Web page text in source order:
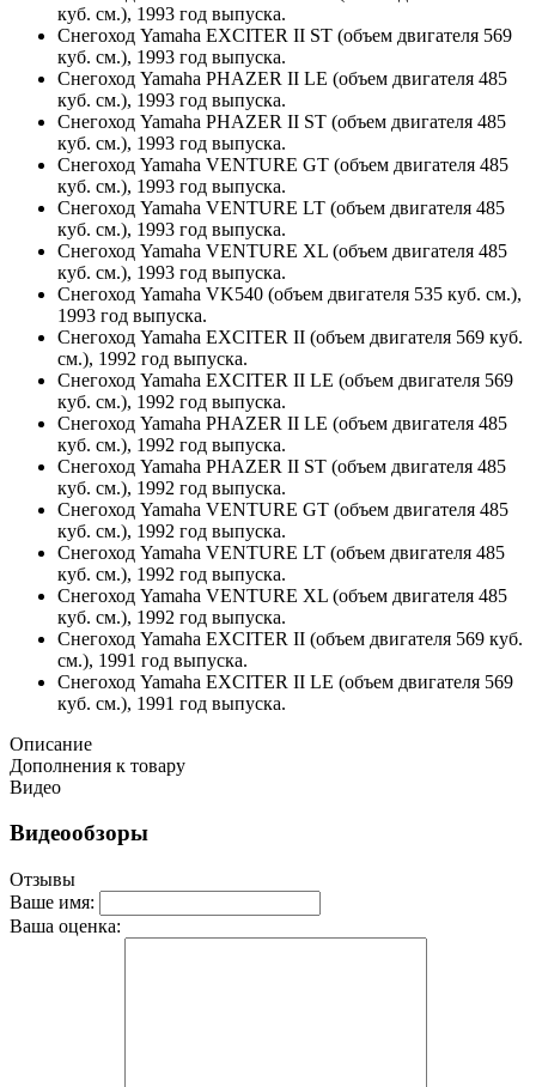
куб. см.), 1993 год выпуска.
Снегоход Yamaha EXCITER II ST (объем двигателя 569
куб. см.), 1993 год выпуска.
Снегоход Yamaha PHAZER II LE (объем двигателя 485
куб. см.), 1993 год выпуска.
Снегоход Yamaha PHAZER II ST (объем двигателя 485
куб. см.), 1993 год выпуска.
Снегоход Yamaha VENTURE GT (объем двигателя 485
куб. см.), 1993 год выпуска.
Снегоход Yamaha VENTURE LT (объем двигателя 485
куб. см.), 1993 год выпуска.
Снегоход Yamaha VENTURE XL (объем двигателя 485
куб. см.), 1993 год выпуска.
Снегоход Yamaha VK540 (объем двигателя 535 куб. см.),
1993 год выпуска.
Снегоход Yamaha EXCITER II (объем двигателя 569 куб.
см.), 1992 год выпуска.
Снегоход Yamaha EXCITER II LE (объем двигателя 569
куб. см.), 1992 год выпуска.
Снегоход Yamaha PHAZER II LE (объем двигателя 485
куб. см.), 1992 год выпуска.
Снегоход Yamaha PHAZER II ST (объем двигателя 485
куб. см.), 1992 год выпуска.
Снегоход Yamaha VENTURE GT (объем двигателя 485
куб. см.), 1992 год выпуска.
Снегоход Yamaha VENTURE LT (объем двигателя 485
куб. см.), 1992 год выпуска.
Снегоход Yamaha VENTURE XL (объем двигателя 485
куб. см.), 1992 год выпуска.
Снегоход Yamaha EXCITER II (объем двигателя 569 куб.
см.), 1991 год выпуска.
Снегоход Yamaha EXCITER II LE (объем двигателя 569
куб. см.), 1991 год выпуска.
Описание
Дополнения к товару
Видео
Видеообзоры
Отзывы
Ваше имя:
Ваша оценка: